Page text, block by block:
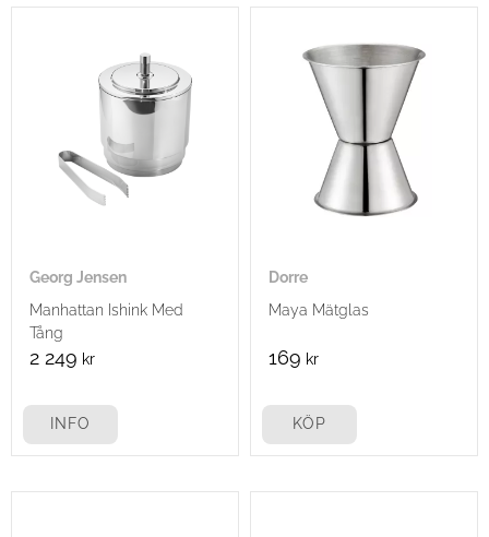
Georg Jensen
Manhattan Ishink Med
Tång
2 249 kr
INFO
Dorre
Maya Mätglas
169 kr
KÖP